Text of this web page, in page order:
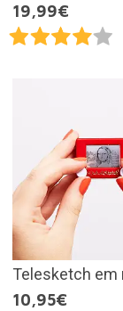
19,99€
Telesketch em
10,95€